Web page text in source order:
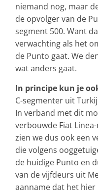
niemand nog, maar
de opvolger van de
segment 500. Want
verwachting als het
de Punto gaat. We
wat anders gaat.
In principe kun je
C-segmenter uit
In verband met dit
verbouwde Fiat
zien we dus ook een
die volgens
de huidige Punto en
van de vijfdeurs uit
aanname dat het hier